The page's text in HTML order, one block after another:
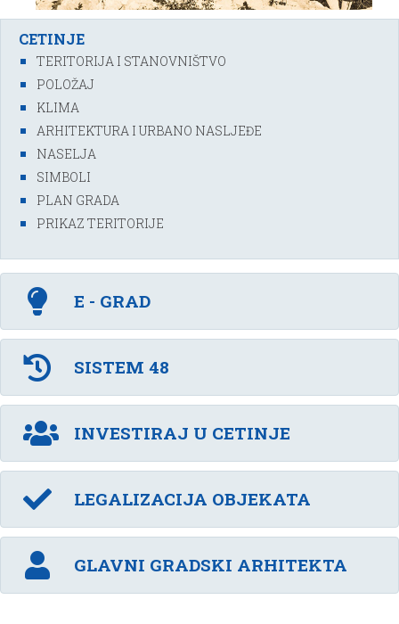
CETINJE
TERITORIJA I STANOVNIŠTVO
POLOŽAJ
KLIMA
ARHITEKTURA I URBANO NASLJEĐE
NASELJA
SIMBOLI
PLAN GRADA
PRIKAZ TERITORIJE
E - GRAD
SISTEM 48
INVESTIRAJ U CETINJE
LEGALIZACIJA OBJEKATA
GLAVNI GRADSKI ARHITEKTA